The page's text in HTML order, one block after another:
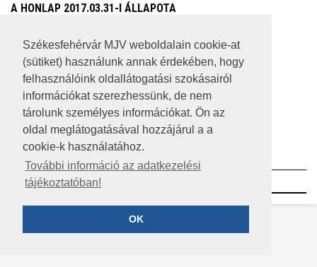
Székesfehérvár MJV weboldalain cookie-at
(sütiket) használunk annak érdekében, hogy
felhasználóink oldallátogatási szokásairól
információkat szerezhessünk, de nem
tárolunk személyes információkat. Ön az
oldal meglátogatásával hozzájárul a a
cookie-k használatához.
További információ az adatkezelési
tájékoztatóban!
OK
A HONLAP 2017.03.31-I ÁLLAPOTA
JOGI NYILATKOZAT
IMPRESSZUM
MÉDIAAJÁNLAT
KÖZÉRDEKŰ ADATOK
ADATVÉDELEM
©2023 SZÉKESFEHÉRVÁR MEGYEI JOGÚ VÁROS